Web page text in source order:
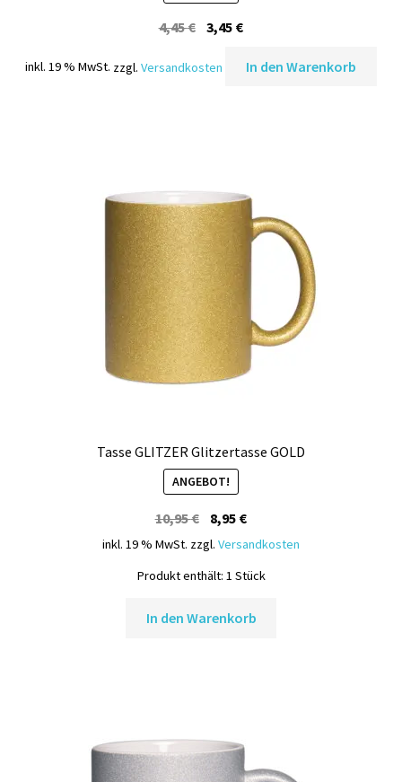
4,45€ Ursprünglicher
war:
3,45 €Aktueller
ist:
inkl. 19 % MwSt. zzgl.Versandkosten In den Warenkorb
Tasse GLITZER Glitzertasse GOLD
ANGEBOT!
10,95€ Ursprünglicher
Preis
10,95 €
8,95 €Aktueller
Preis
8,95 €.
inkl. 19 % MwSt. zzgl. Versandkosten
Produkt enthält: 1 Stück
In den Warenkorb